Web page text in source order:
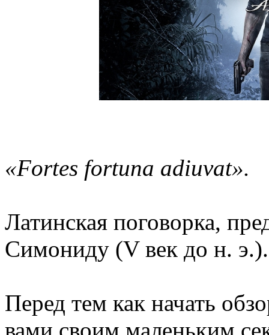
«Fortes fortuna adiuvat».
Латинская поговорка,
Симониду (V век до н. э.).
Перед тем как начать